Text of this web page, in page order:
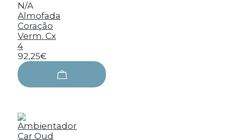
N/A
Almofada
Coração
Verm. Cx
4
92,25€